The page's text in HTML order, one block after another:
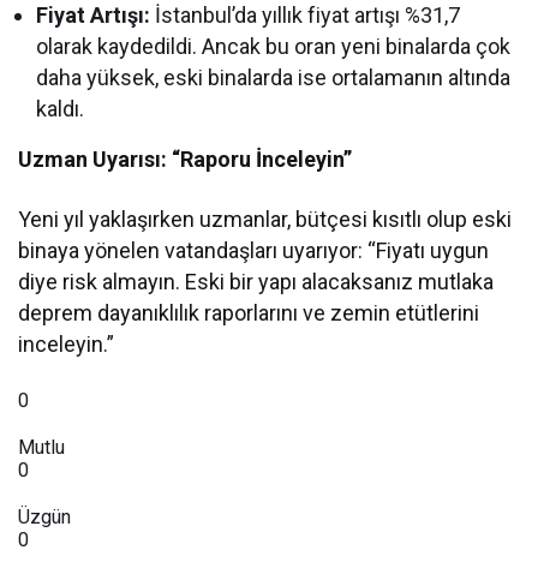
Fiyat Artışı: İstanbul’da yıllık fiyat artışı %31,7
olarak kaydedildi. Ancak bu oran yeni binalarda çok
daha yüksek, eski binalarda ise ortalamanın altında
kaldı.
Uzman Uyarısı: “Raporu İnceleyin”
Yeni yıl yaklaşırken uzmanlar, bütçesi kısıtlı olup eski
binaya yönelen vatandaşları uyarıyor: “Fiyatı uygun
diye risk almayın. Eski bir yapı alacaksanız mutlaka
deprem dayanıklılık raporlarını ve zemin etütlerini
inceleyin.”
0
Mutlu
0
Üzgün
0